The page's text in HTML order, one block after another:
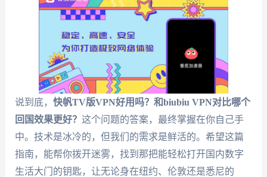
说到底， 快帆TV版VPN好用吗？和biubiu VPN对比哪个
回国效果更好？ 这个问题的答案，最终掌握在你自己手
中。技术是冰冷的，但我们的需求是鲜活的。希望这篇
指南，能帮你拨开迷雾，找到那把能轻松打开国内数字
生活大门的钥匙，让无论身在纽约、伦敦还是悉尼的